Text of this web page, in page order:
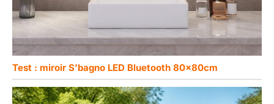
Test : miroir S’bagnо LED Bluetooth 80x80cm